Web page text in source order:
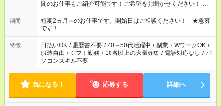
間のお仕事もご紹介可能です！ご希望をお聞かせください！ ※
週最低15時間以上の勤務が必要です
期間
短期2ヵ月～のお仕事です。開始日はご相談ください！ ★急募
です！
特徴 日払いOK / 履歴書不要 / 40～50代活躍中 / 副業・WワークOK /
服装自由 / シフト勤務 / 10名以上の大量募集 / 電話対応なし / パ
ソコンスキル不要
気になる！ 応募する 詳細へ